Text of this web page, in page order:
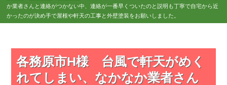
か業者さんと連絡がつかない中、連絡が一番早くついたのと説明も丁寧で自宅から近
かったのが決め手で屋根や軒天の工事と外壁塗装をお願いしました。
各務原市H様 台風で軒天がめく
れてしまい、なかなか業者さん